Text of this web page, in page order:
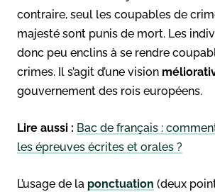
contraire, seul les coupables de
majesté sont punis de mort. Les
donc peu enclins à se rendre
crimes. Il s’agit d’une vision
gouvernement des rois européens.
Lire aussi : Bac de français :
les épreuves écrites et orales ?
L’usage de la ponctuation (deux